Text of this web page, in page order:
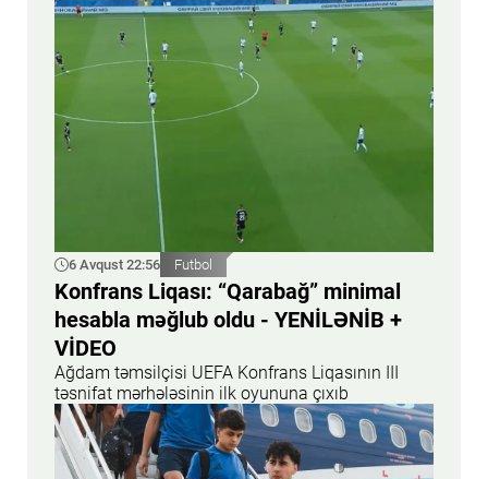
6 Avqust 22:56 Futbol
Konfrans Liqası: “Qarabağ” minimal
hesabla məğlub oldu - YENİLƏNİB +
VİDEO
Ağdam təmsilçisi UEFA Konfrans Liqasının III
təsnifat mərhələsinin ilk oyununa çıxıb